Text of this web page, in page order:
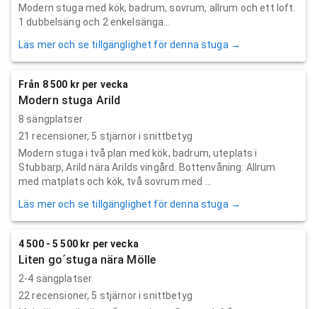
Modern stuga med kök, badrum, sovrum, allrum och ett loft.
1 dubbelsäng och 2 enkelsänga...
Läs mer och se tillgänglighet för denna stuga →
Från 8 500 kr per vecka
Modern stuga Arild
8 sängplatser
21 recensioner, 5 stjärnor i snittbetyg
Modern stuga i två plan med kök, badrum, uteplats i
Stubbarp, Arild nära Arilds vingård. Bottenvåning: Allrum
med matplats och kök, två sovrum med ...
Läs mer och se tillgänglighet för denna stuga →
4 500 - 5 500 kr per vecka
Liten go´stuga nära Mölle
2-4 sängplatser
22 recensioner, 5 stjärnor i snittbetyg